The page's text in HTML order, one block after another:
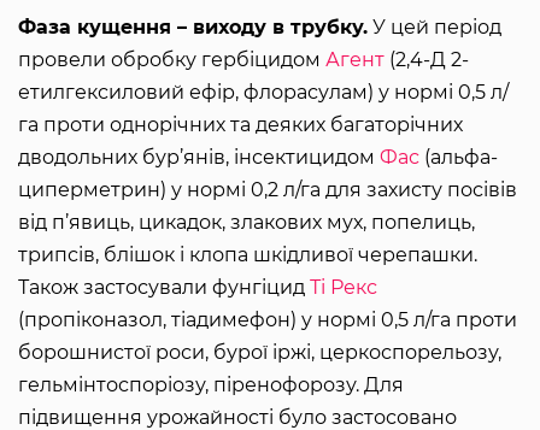
Фаза кущення – виходу в трубку. У цей період
провели обробку гербіцидом Агент (2,4-Д 2-
етилгексиловий ефір, флорасулам) у нормі 0,5 л/
га проти однорічних та деяких багаторічних
дводольних бур’янів, інсектицидом Фас (альфа-
циперметрин) у нормі 0,2 л/га для захисту посівів
від п’явиць, цикадок, злакових мух, попелиць,
трипсів, блішок і клопа шкідливої черепашки.
Також застосували фунгіцид Ті Рекс
(пропіконазол, тіадимефон) у нормі 0,5 л/га проти
борошнистої роси, бурої іржі, церкоспорельозу,
гельмінтоспоріозу, піренофорозу. Для
підвищення урожайності було застосовано